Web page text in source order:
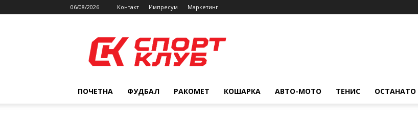
06/08/2026 Контакт Импресум Маркетинг
ПОЧЕТНА ФУДБАЛ РАКОМЕТ КОШАРКА АВТО-МОТО ТЕНИС ОСТАНАТО